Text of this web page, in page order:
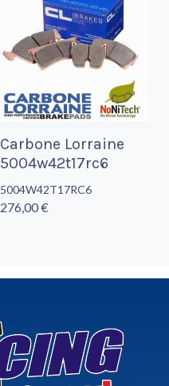
Carbone Lorraine
5004w42t17rc6
5004W42T17RC6
276,00 €